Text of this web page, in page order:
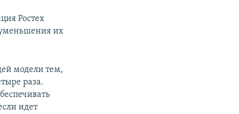
Ростех
уменьшения их
модели тем,
раза.
идет